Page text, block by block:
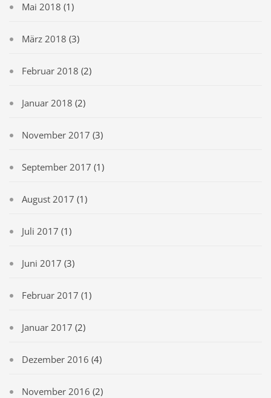
Mai 2018 (1)
März 2018 (3)
Februar 2018 (2)
Januar 2018 (2)
November 2017 (3)
September 2017 (1)
August 2017 (1)
Juli 2017 (1)
Juni 2017 (3)
Februar 2017 (1)
Januar 2017 (2)
Dezember 2016 (4)
November 2016 (2)